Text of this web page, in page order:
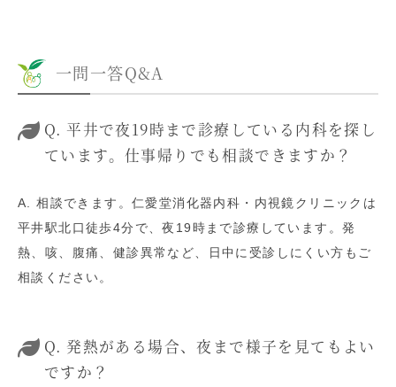
一問一答Q&A
Q. 平井で夜19時まで診療している内科を探し
ています。仕事帰りでも相談できますか？
A. 相談できます。仁愛堂消化器内科・内視鏡クリニックは
平井駅北口徒歩4分で、夜19時まで診療しています。発
熱、咳、腹痛、健診異常など、日中に受診しにくい方もご
相談ください。
Q. 発熱がある場合、夜まで様子を見てもよい
ですか？